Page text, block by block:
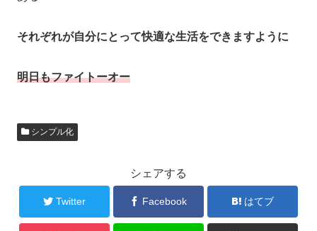
それぞれが自分にとって快適な生活をできますように
明日もファイトーオー
シンプル化
シェアする
Twitter Facebook はてブ